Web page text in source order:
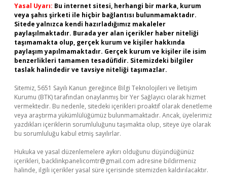
Yasal Uyarı: Bu internet sitesi, herhangi bir marka, kurum
veya şahıs şirketi ile hiçbir bağlantısı bulunmamaktadır.
Sitede yalnızca kendi hazırladığımız makaleler
paylaşılmaktadır. Burada yer alan içerikler haber niteliği
taşımamakta olup, gerçek kurum ve kişiler hakkında
paylaşım yapılmamaktadır. Gerçek kurum ve kişiler ile isim
benzerlikleri tamamen tesadüfidir. Sitemizdeki bilgiler
taslak halindedir ve tavsiye niteliği taşımazlar.
Sitemiz, 5651 Sayılı Kanun gereğince Bilgi Teknolojileri ve İletişim
Kurumu (BTK) tarafından onaylanmış bir Yer Sağlayıcı olarak hizmet
vermektedir. Bu nedenle, sitedeki içerikleri proaktif olarak denetleme
veya araştırma yükümlülüğümüz bulunmamaktadır. Ancak, üyelerimiz
yazdıkları içeriklerin sorumluluğunu taşımakta olup, siteye üye olarak
bu sorumluluğu kabul etmiş sayılırlar.
Hukuka ve yasal düzenlemelere aykırı olduğunu düşündüğünüz
içerikleri, backlinkpanelicomtr@gmail.com adresine bildirmeniz
halinde, ilgili içerikler yasal süre içerisinde sitemizden kaldırılacaktır.